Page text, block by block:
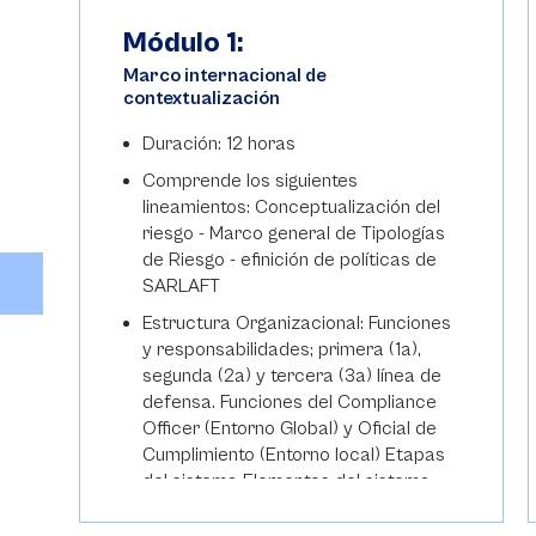
Módulo 1:
Marco internacional de
contextualización
Duración: 12 horas
Comprende los siguientes
lineamientos: Conceptualización del
riesgo - Marco general de Tipologías
de Riesgo - efinición de políticas de
SARLAFT
Estructura Organizacional: Funciones
y responsabilidades; primera (1a),
segunda (2a) y tercera (3a) línea de
defensa. Funciones del Compliance
Officer (Entorno Global) y Oficial de
Cumplimiento (Entorno local) Etapas
del sistema Elementos del sistema